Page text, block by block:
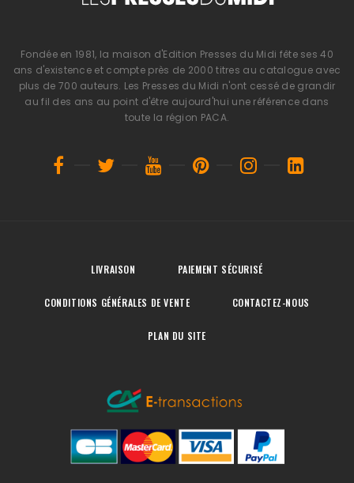
Fondée en 1981, la maison d'Edition Presses du Midi fête ses 40
ans d'existence et compte près de 2000 titres au catalogue avec
plus de 700 auteurs. Les Presses du Midi n'ont cessé de grandir
au fil des ans au point d'être aujourd'hui une référence dans
toute la région PACA.
LIVRAISON PAIEMENT SÉCURISÉ
CONDITIONS GÉNÉRALES DE VENTE CONTACTEZ-NOUS
PLAN DU SITE